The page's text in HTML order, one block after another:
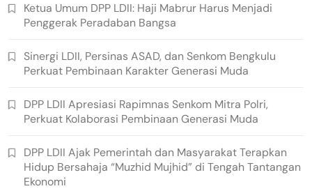
Ketua Umum DPP LDII: Haji Mabrur Harus Menjadi
Penggerak Peradaban Bangsa
Sinergi LDII, Persinas ASAD, dan Senkom Bengkulu
Perkuat Pembinaan Karakter Generasi Muda
DPP LDII Apresiasi Rapimnas Senkom Mitra Polri,
Perkuat Kolaborasi Pembinaan Generasi Muda
DPP LDII Ajak Pemerintah dan Masyarakat Terapkan
Hidup Bersahaja “Muzhid Mujhid” di Tengah Tantangan
Ekonomi